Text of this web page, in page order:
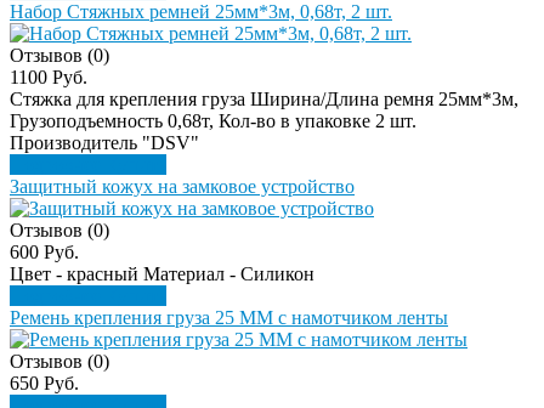
Набор Стяжных ремней 25мм*3м, 0,68т, 2 шт.
Отзывов (0)
1100 Руб.
Стяжка для крепления груза Ширина/Длина ремня 25мм*3м,
Грузоподъемность 0,68т, Кол-во в упаковке 2 шт.
Производитель "DSV"
Защитный кожух на замковое устройство
Отзывов (0)
600 Руб.
Цвет - красный Материал - Силикон
Ремень крепления груза 25 ММ с намотчиком ленты
Отзывов (0)
650 Руб.